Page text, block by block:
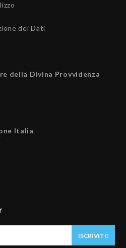
dei Dati
della Divina Provvidenza
Italia
ISCRIVITI!